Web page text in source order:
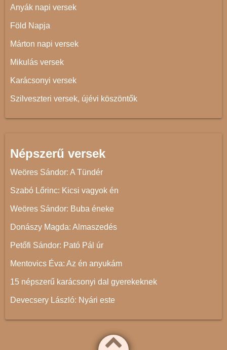
Anyák napi versek
Föld Napja
Márton napi versek
Mikulás versek
Karácsonyi versek
Szilveszteri versek, újévi köszöntők
Népszerű versek
Weöres Sándor: A Tündér
Szabó Lőrinc: Kicsi vagyok én
Weöres Sándor: Buba éneke
Donászy Magda: Almaszedés
Petőfi Sándor: Pató Pál úr
Mentovics Éva: Az én anyukám
15 népszerű karácsonyi dal gyerekeknek
Devecsery László: Nyári este